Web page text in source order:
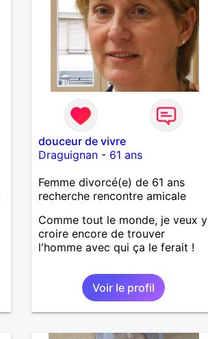
douceur de vivre
Draguignan - 61 ans
Femme divorcé(e) de 61 ans
recherche rencontre amicale
Comme tout le monde, je veux y
croire encore de trouver
l'homme avec qui ça le ferait !
Voir le profil